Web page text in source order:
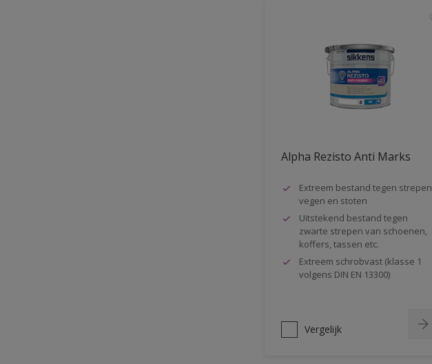
Alpha Rezisto Anti Marks
Extreem bestand tegen strepen,
vegen en stoten
Uitstekend bestand tegen
zwarte strepen van schoenen,
koffers, tassen etc.
Extreem schrobvast (klasse 1
volgens DIN EN 13300)
Vergelijk